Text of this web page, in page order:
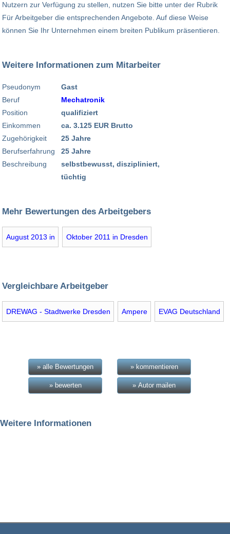
Nutzern zur Verfügung zu stellen, nutzen Sie bitte unter der Rubrik
Für Arbeitgeber die entsprechenden Angebote. Auf diese Weise
können Sie Ihr Unternehmen einem breiten Publikum präsentieren.
Weitere Informationen zum Mitarbeiter
Pseudonym
Beruf
Position
Einkommen
Zugehörigkeit
Berufserfahrung
Beschreibung
Gast
Mechatronik
qualifiziert
ca. 3.125 EUR Brutto
25 Jahre
25 Jahre
selbstbewusst, diszipliniert,
tüchtig
Mehr Bewertungen des Arbeitgebers
August 2013 in Oktober 2011 in Dresden
Vergleichbare Arbeitgeber
DREWAG - Stadtwerke Dresden Ampere EVAG Deutschland
» alle Bewertungen » kommentieren
» bewerten » Autor mailen
Weitere Informationen